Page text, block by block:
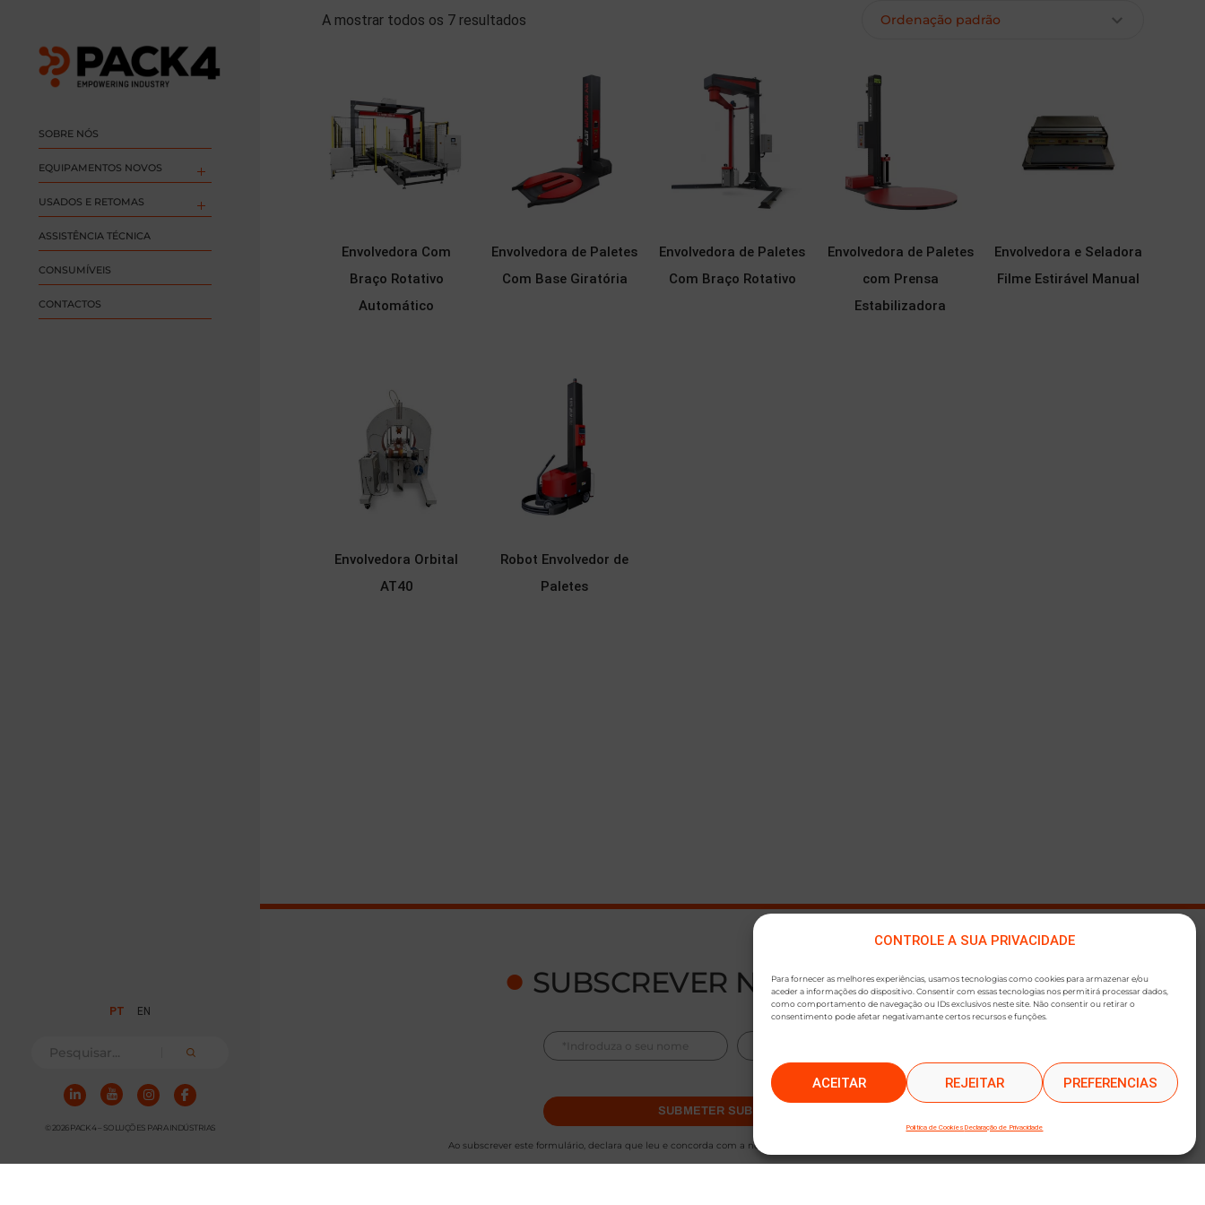
CONTROLE A SUA PRIVACIDADE
Para fornecer as melhores experiências, usamos tecnologias como cookies para armazenar e/ou
aceder a informações do dispositivo. Consentir com essas tecnologias nos permitirá processar dados,
como comportamento de navegação ou IDs exclusivos neste site. Não consentir ou retirar o
consentimento pode afetar negativamante certos recursos e funções.
ACEITAR REJEITAR PREFERENCIAS
Política de Cookies Declaração de Privacidade
SOBRE NÓS
EQUIPAMENTOS NOVOS
USADOS E RETOMAS
ASSISTÊNCIA TÉCNICA
CONSUMÍVEIS
CONTACTOS
PT EN
© 2026 PACK 4 – SOLUÇÕES PARA INDÚSTRIAS
A mostrar todos os 7 resultados
Envolvedora Com
Braço Rotativo
Automático
Envolvedora de Paletes
Com Base Giratória
Envolvedora de Paletes
Com Braço Rotativo
Envolvedora de Paletes
com Prensa
Estabilizadora
Envolvedora e Seladora
Filme Estirável Manual
Envolvedora Orbital
AT40
Robot Envolvedor de
Paletes
● SUBSCREVER NEWSLETTER●
SUBMETER SUBSCRIÇÃO
Ao subscrever este formulário, declara que leu e concorda com a nossa